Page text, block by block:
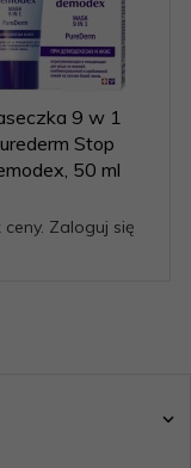
9 w 1
Stop
50 ml
ceny. Zaloguj się